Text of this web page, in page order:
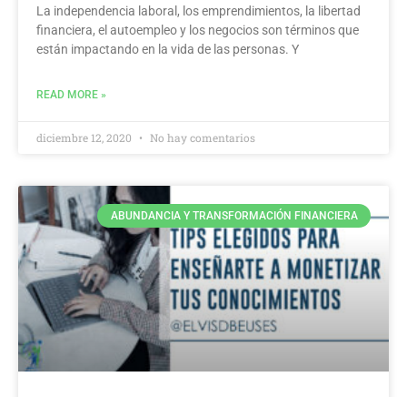
La independencia laboral, los emprendimientos, la libertad
financiera, el autoempleo y los negocios son términos que
están impactando en la vida de las personas. Y
READ MORE »
diciembre 12, 2020 No hay comentarios
ABUNDANCIA Y TRANSFORMACIÓN FINANCIERA